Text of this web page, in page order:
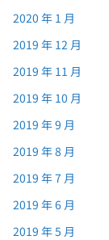
2020 年 1 月
2019 年 12 月
2019 年 11 月
2019 年 10 月
2019 年 9 月
2019 年 8 月
2019 年 7 月
2019 年 6 月
2019 年 5 月